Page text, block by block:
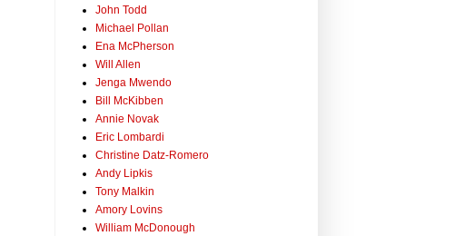
John Todd
Michael Pollan
Ena McPherson
Will Allen
Jenga Mwendo
Bill McKibben
Annie Novak
Eric Lombardi
Christine Datz-Romero
Andy Lipkis
Tony Malkin
Amory Lovins
William McDonough